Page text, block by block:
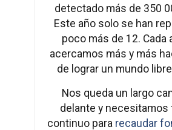
detectado más de 350
Este año solo se han
poco más de 12. Cada
acercamos más y más
de lograr un mundo
Nos queda un largo
delante y necesitamos
continuo para recaudar